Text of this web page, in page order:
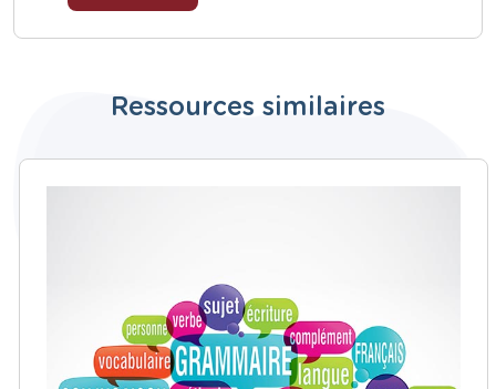
Ressources similaires